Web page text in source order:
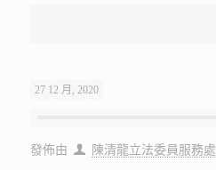
27 12 月, 2020
發佈由 陳清龍立法委員服務處